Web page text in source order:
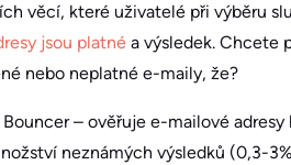
věcí, které uživatelé při výběru
jsou platné a výsledek. Chcete
nebo neplatné e-maily, že?
– ověřuje e-mailové
neznámých výsledků (0,3-